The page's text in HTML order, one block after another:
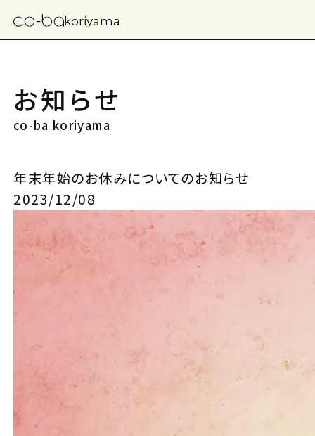
koriyama
お知らせ
co-ba koriyama
年末年始のお休みについてのお知らせ
2023/12/08